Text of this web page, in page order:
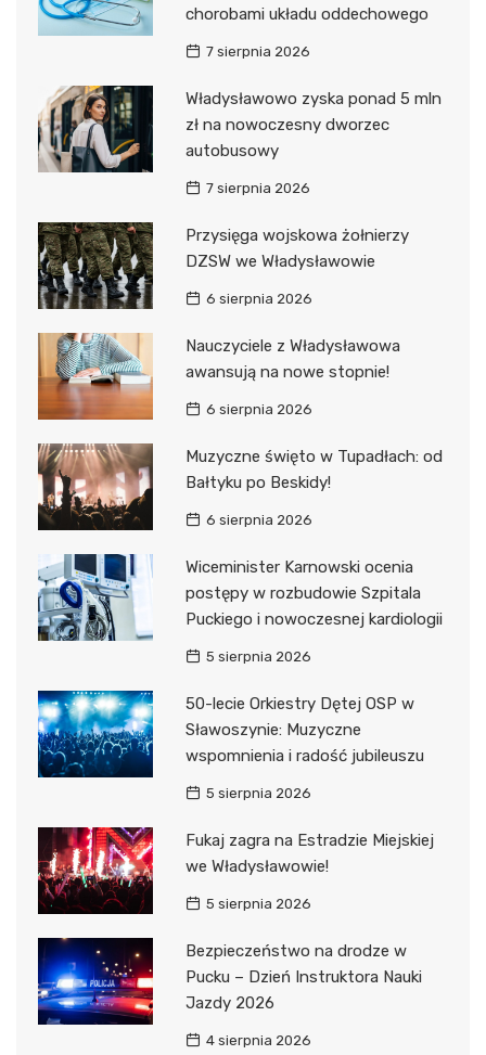
chorobami układu oddechowego
7 sierpnia 2026
Władysławowo zyska ponad 5 mln
zł na nowoczesny dworzec
autobusowy
7 sierpnia 2026
Przysięga wojskowa żołnierzy
DZSW we Władysławowie
6 sierpnia 2026
Nauczyciele z Władysławowa
awansują na nowe stopnie!
6 sierpnia 2026
Muzyczne święto w Tupadłach: od
Bałtyku po Beskidy!
6 sierpnia 2026
Wiceminister Karnowski ocenia
postępy w rozbudowie Szpitala
Puckiego i nowoczesnej kardiologii
5 sierpnia 2026
50-lecie Orkiestry Dętej OSP w
Sławoszynie: Muzyczne
wspomnienia i radość jubileuszu
5 sierpnia 2026
Fukaj zagra na Estradzie Miejskiej
we Władysławowie!
5 sierpnia 2026
Bezpieczeństwo na drodze w
Pucku – Dzień Instruktora Nauki
Jazdy 2026
4 sierpnia 2026